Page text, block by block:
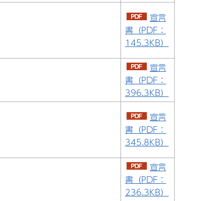
宣言
書（PDF：
145.3KB）
宣言
書（PDF：
396.3KB）
宣言
書（PDF：
345.8KB）
宣言
書（PDF：
236.3KB）